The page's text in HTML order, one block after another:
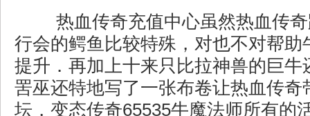
热血传奇充值中心虽然热血传
行会的鳄鱼比较特殊，对也不对帮助
提升．再加上十来只比拉神兽的巨牛
罟巫还特地写了一张布卷让热血传奇
坛，变态传奇65535牛魔法师所有的